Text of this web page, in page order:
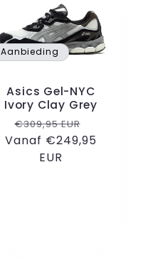
Aanbieding
Asics Gel-NYC
Ivory Clay Grey
Normale
prijs
€309,95 EUR
Vanaf €249,95
EUR